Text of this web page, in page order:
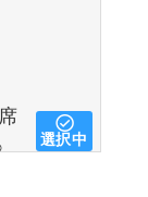
選択中